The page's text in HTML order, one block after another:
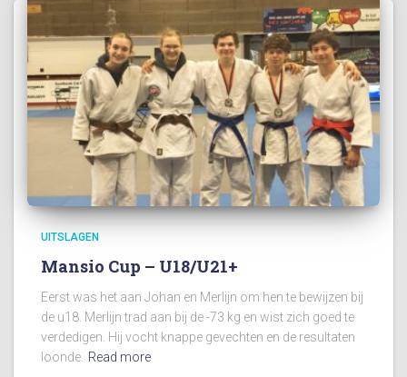
UITSLAGEN
Mansio Cup – U18/U21+
Eerst was het aan Johan en Merlijn om hen te bewijzen bij
de u18. Merlijn trad aan bij de -73 kg en wist zich goed te
verdedigen. Hij vocht knappe gevechten en de resultaten
loonde. Read more